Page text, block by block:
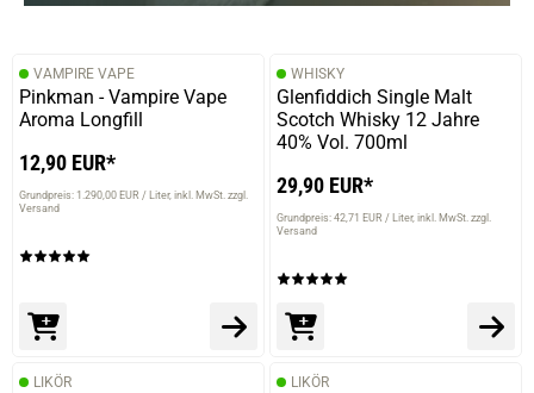
VAMPIRE VAPE
Pinkman - Vampire Vape
Aroma Longfill
12,90 EUR*
Grundpreis: 1.290,00 EUR / Liter inkl. MwSt. zzgl.
Versand
WHISKY
Glenfiddich Single Malt
Scotch Whisky 12 Jahre
40% Vol. 700ml
29,90 EUR*
Grundpreis: 42,71 EUR / Liter inkl. MwSt. zzgl.
Versand
LIKÖR LIKÖR